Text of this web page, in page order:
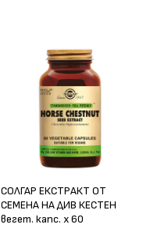
СОЛГАР ЕКСТРАКТ ОТ
СЕМЕНА НА ДИВ КЕСТЕН
вегет. капс. х 60